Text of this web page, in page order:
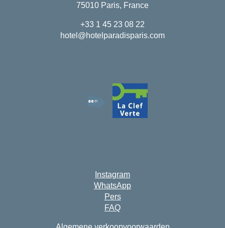
Instagram
WhatsApp
Pers
FAQ
75010 Paris, France
+33 1 45 23 08 22
hotel@hotelparadisparis.com